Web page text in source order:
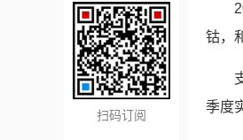
扫码订阅
钴，
季度